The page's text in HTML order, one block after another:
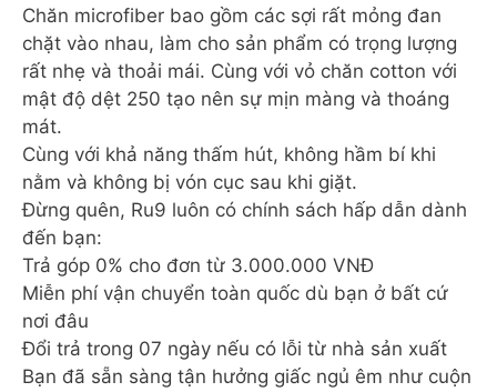
Chăn microfiber bao gồm các sợi rất mỏng đan
chặt vào nhau, làm cho sản phẩm có trọng lượng
rất nhẹ và thoải mái. Cùng với vỏ chăn cotton với
mật độ dệt 250 tạo nên sự mịn màng và thoáng
mát.
Cùng với khả năng thấm hút, không hầm bí khi
nằm và không bị vón cục sau khi giặt.
Đừng quên, Ru9 luôn có chính sách hấp dẫn dành
đến bạn:
Trả góp 0% cho đơn từ 3.000.000 VNĐ
Miễn phí vận chuyển toàn quốc dù bạn ở bất cứ
nơi đâu
Đổi trả trong 07 ngày nếu có lỗi từ nhà sản xuất
Bạn đã sẵn sàng tận hưởng giấc ngủ êm như cuộn